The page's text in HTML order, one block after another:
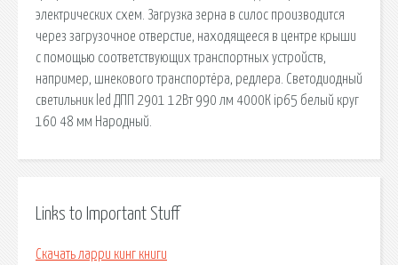
электрических схем. Загрузка зерна в силос производится
через загрузочное отверстие, находящееся в центре крыши
с помощью соответствующих транспортных устройств,
например, шнекового транспортёра, редлера. Светодиодный
светильник led ДПП 2901 12Вт 990 лм 4000К ip65 белый круг
160 48 мм Народный.
Links to Important Stuff
Скачать ларри кинг книги